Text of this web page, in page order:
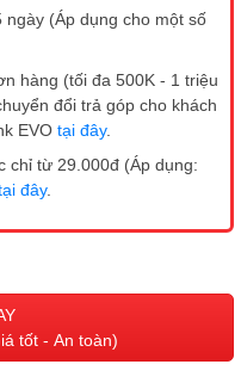
(Áp dụng cho một số
hàng (tối đa 500K - 1 triệu
đổi trả góp cho khách
EVO tại đây.
chỉ từ 29.000đ (Áp dụng:
đây.
tốt - An toàn)